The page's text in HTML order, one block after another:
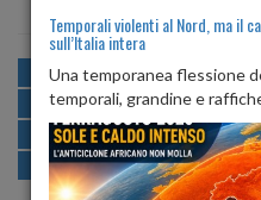
MATTINA
POMERIGGIO
SERA
NOTTE
Temporali violenti al Nord, ma il
sull’Italia intera
Una temporanea flessione
temporali, grandine e